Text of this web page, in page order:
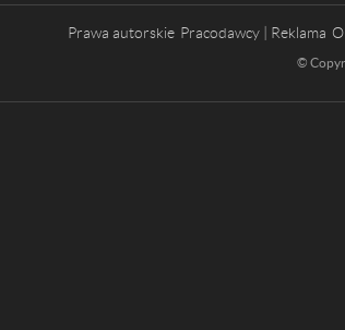
Prawa autorskie Pracodawcy | Reklama
©